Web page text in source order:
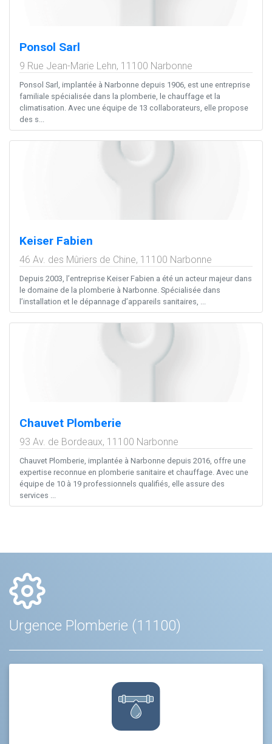
Ponsol Sarl
9 Rue Jean-Marie Lehn, 11100 Narbonne
Ponsol Sarl, implantée à Narbonne depuis 1906, est une entreprise
familiale spécialisée dans la plomberie, le chauffage et la
climatisation. Avec une équipe de 13 collaborateurs, elle propose
des s...
Keiser Fabien
46 Av. des Mûriers de Chine, 11100 Narbonne
Depuis 2003, l’entreprise Keiser Fabien a été un acteur majeur dans
le domaine de la plomberie à Narbonne. Spécialisée dans
l’installation et le dépannage d’appareils sanitaires, ...
Chauvet Plomberie
93 Av. de Bordeaux, 11100 Narbonne
Chauvet Plomberie, implantée à Narbonne depuis 2016, offre une
expertise reconnue en plomberie sanitaire et chauffage. Avec une
équipe de 10 à 19 professionnels qualifiés, elle assure des
services ...
Urgence Plomberie (11100)